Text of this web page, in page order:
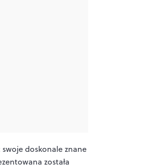
doskonale znane
została